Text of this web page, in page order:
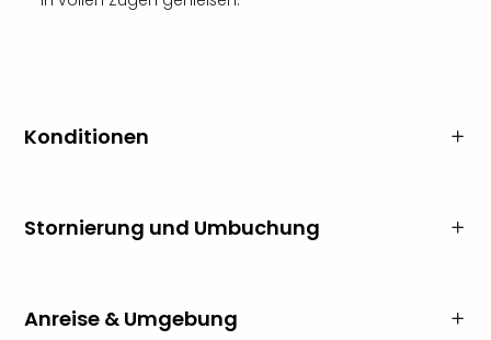
Konditionen
Stornierung und Umbuchung
Anreise & Umgebung